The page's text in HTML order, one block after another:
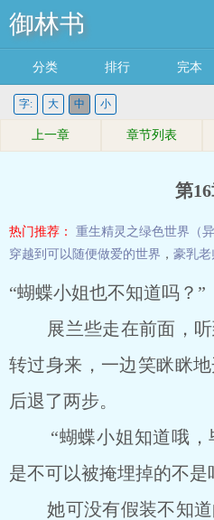
御林书
分类 排行 完本
字: 大 中 小
上一章 章节列表
第
热门推荐： 重生精灵之绿色世界（
穿越到可以随便做爱的世界 ， 豪乳
“蝴蝶小姐也不知道吗？”
展兰些走在前面，听
转过身来，一边笑眯眯
后退了两步。
“蝴蝶小姐知道哦，
是不可以被掩埋掉的不是
她可没有假装不知道